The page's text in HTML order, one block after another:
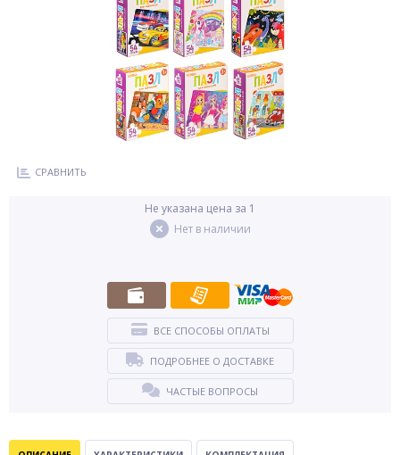
СРАВНИТЬ
Не указана цена за 1
Нет в наличии
ВСЕ СПОСОБЫ ОПЛАТЫ
ПОДРОБНЕЕ О ДОСТАВКЕ
ЧАСТЫЕ ВОПРОСЫ